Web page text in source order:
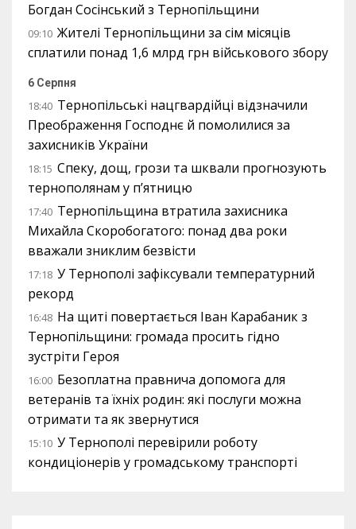
Богдан Сосінський з Тернопільщини
09:10 Жителі Тернопільщини за сім місяців
сплатили понад 1,6 млрд грн військового збору
6 Серпня
18:40 Тернопільські нацгвардійці відзначили
Преображення Господнє й помолилися за
захисників України
18:15 Спеку, дощ, грози та шквали прогнозують
тернополянам у п’ятницю
17:40 Тернопільщина втратила захисника
Михайла Скоробогатого: понад два роки
вважали зниклим безвісти
17:18 У Тернополі зафіксували температурний
рекорд
16:48 На щиті повертається Іван Карабаник з
Тернопільщини: громада просить гідно
зустріти Героя
16:00 Безоплатна правнича допомога для
ветеранів та їхніх родин: які послуги можна
отримати та як звернутися
15:10 У Тернополі перевірили роботу
кондиціонерів у громадському транспорті